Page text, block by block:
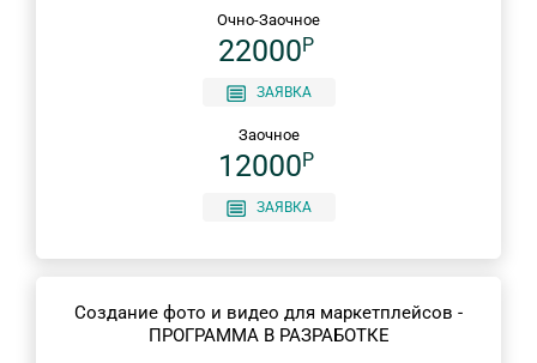
Очно-Заочное
22000P
ЗАЯВКА
Заочное
12000P
ЗАЯВКА
Создание фото и видео для маркетплейсов -
ПРОГРАММА В РАЗРАБОТКЕ